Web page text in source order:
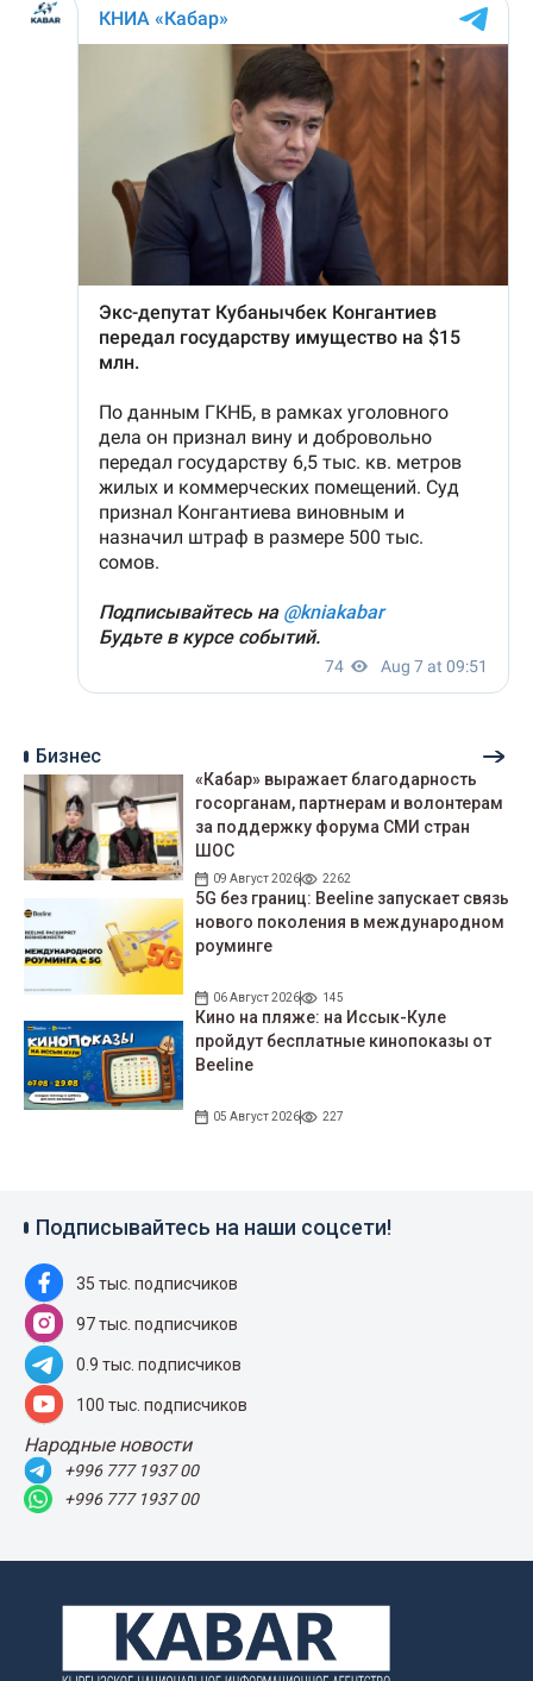
Бизнес
«Кабар» выражает благодарность
госорганам, партнерам и волонтерам
за поддержку форума СМИ стран
ШОС
09 Август 2026 2262
5G без границ: Beeline запускает связь
нового поколения в международном
роуминге
06 Август 2026 145
Кино на пляже: на Иссык-Куле
пройдут беcплатные кинопоказы от
Beeline
05 Август 2026 227
Подписывайтесь на наши соцсети!
35 тыс. подписчиков
97 тыс. подписчиков
0.9 тыс. подписчиков
100 тыс. подписчиков
Народные новости
+996 777 1937 00
+996 777 1937 00